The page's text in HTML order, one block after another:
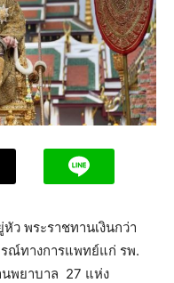
ว พระราชทานเงินกว่า
ณ์ทางการแพทย์แก่ รพ.
พยาบาล 27 แห่ง